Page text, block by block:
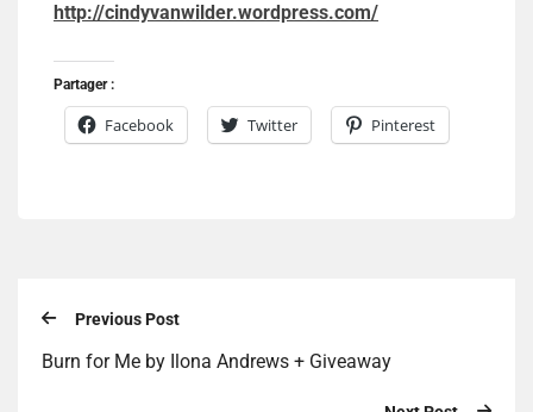
http://cindyvanwilder.wordpress.com/
Partager :
Facebook Twitter Pinterest
Previous Post
Burn for Me by Ilona Andrews + Giveaway